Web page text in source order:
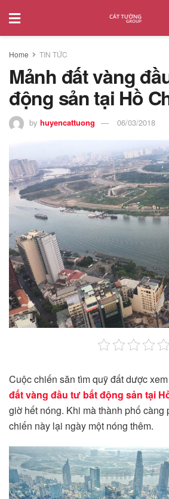
Home TIN TỨC
Mảnh đất vàng
động sản tại Hồ
by huyencattuong 06/03/2018
Cuộc chiến săn tìm quỹ đất dược
đất vàng đầu tư bất động sản tại
giờ hết nóng. Khi mà thành phố càng
chiến này lại ngày một nóng thêm.